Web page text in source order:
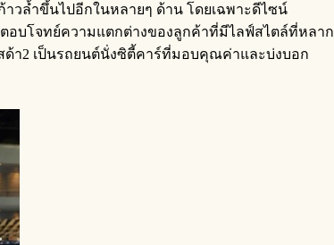
วล้ำขึ้นไปอีกในหลายๆ ด้าน โดยเฉพาะดีไซน์
อบโจทย์ความแตกต่างของลูกค้าที่มีไลฟ์สไตล์ที่หลาก
า2 เป็นรถยนต์นั่งซิตี้คาร์ที่มอบคุณค่าและบ่งบอก